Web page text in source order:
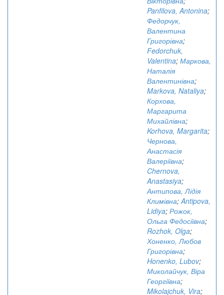
Panfilova, Antonina;
Федорчук,
Валентина
Григорівна;
Fedorchuk,
Valentina; Маркова,
Наталія
Валентинівна;
Markova, Nataliya;
Корхова,
Маргарита
Михайлівна;
Korhova, Margarita;
Чернова,
Анастасія
Валеріївна;
Chernova,
Anastasiya;
Антипова, Лідія
Климівна;Antipova,
Lidiya; Рожок,
Ольга Федосіївна;
Rozhok, Olga;
Хоненко, Любов
Григорівна;
Honenko, Lubov;
Миколайчук, Віра
Георгіївна;
Mikolajchuk, Vira;